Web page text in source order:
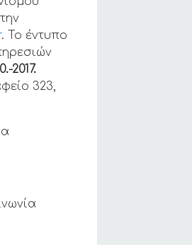
. Το έντυπο
2017.
323,